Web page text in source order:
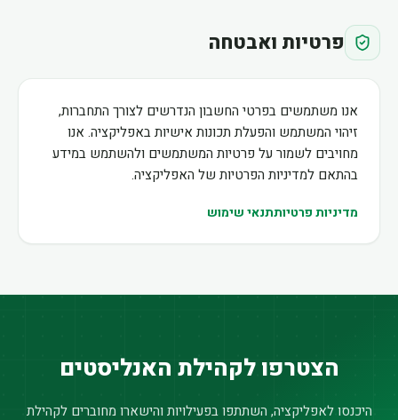
פרטיות ואבטחה
אנו משתמשים בפרטי החשבון הנדרשים לצורך התחברות,
זיהוי המשתמש והפעלת תכונות אישיות באפליקציה. אנו
מחויבים לשמור על פרטיות המשתמשים ולהשתמש במידע
בהתאם למדיניות הפרטיות של האפליקציה.
מדיניות פרטיותתנאי שימוש
הצטרפו לקהילת האנליסטים
היכנסו לאפליקציה, השתתפו בפעילויות והישארו מחוברים לקהילת